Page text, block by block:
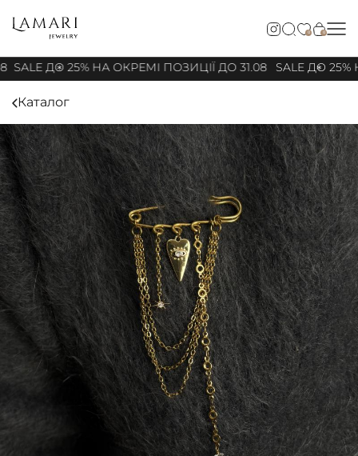
0 0
SALE ДО 25% НА ОКРЕМІ ПОЗИЦІЇ ДО 31.08 SALE ДО
Каталог